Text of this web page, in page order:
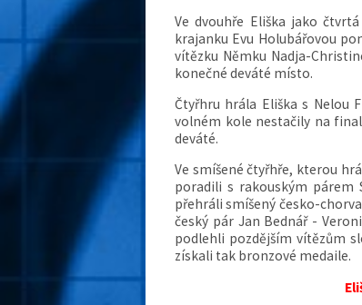
Ve dvouhře Eliška jako
krajanku Evu Holubářovou
vítězku Němku Nadja-
konečné deváté místo.
Čtyřhru hrála Eliška s Nelou
volném kole nestačily na
deváté.
Ve smíšené čtyřhře, kterou
poradili s rakouským párem
přehráli smíšený česko-
český pár Jan Bednář -
podlehli pozdějším vítězům
získali tak bronzové medaile.